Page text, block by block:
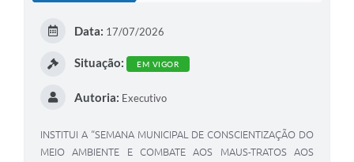
Data: 17/07/2026
Situação: EM VIGOR
Autoria: Executivo
INSTITUI A “SEMANA MUNICIPAL DE CONSCIENTIZAÇÃO DO
MEIO AMBIENTE E COMBATE AOS MAUS-TRATOS AOS